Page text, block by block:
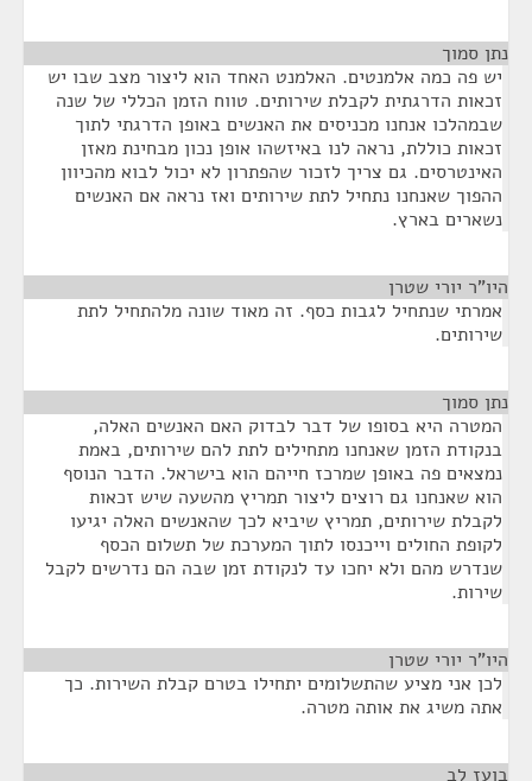
נתן סמוך
יש פה כמה אלמנטים. האלמנט האחד הוא ליצור מצב שבו יש
זכאות הדרגתית לקבלת שירותים. טווח הזמן הכללי של שנה
שבמהלכו אנחנו מכניסים את האנשים באופן הדרגתי לתוך
זכאות כוללת, נראה לנו באיזשהו אופן נכון מבחינת מאזן
האינטרסים. גם צריך לזכור שהפתרון לא יכול לבוא מהכיוון
ההפוך שאנחנו נתחיל לתת שירותים ואז נראה אם האנשים
נשארים בארץ.
היו"ר יורי שטרן
אמרתי שנתחיל לגבות כסף. זה מאוד שונה מלהתחיל לתת
שירותים.
נתן סמוך
המטרה היא בסופו של דבר לבדוק האם האנשים האלה,
בנקודת הזמן שאנחנו מתחילים לתת להם שירותים, באמת
נמצאים פה באופן שמרכז חייהם הוא בישראל. הדבר הנוסף
הוא שאנחנו גם רוצים ליצור תמריץ מהשעה שיש זכאות
לקבלת שירותים, תמריץ שיביא לכך שהאנשים האלה יגיעו
לקופת החולים וייכנסו לתוך המערכת של תשלום הכסף
שנדרש מהם ולא יחכו עד לנקודת זמן שבה הם נדרשים לקבל
שירות.
היו"ר יורי שטרן
לכן אני מציע שהתשלומים יתחילו בטרם קבלת השירות. כך
אתה משיג את אותה מטרה.
בועז לב